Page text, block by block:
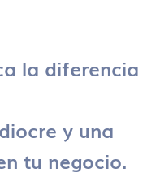
la diferencia
y una
tu negocio.